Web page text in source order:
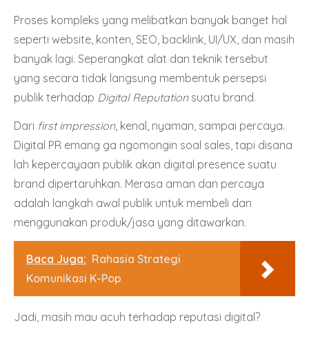
Proses kompleks yang melibatkan banyak banget hal
seperti website, konten, SEO, backlink, UI/UX, dan masih
banyak lagi. Seperangkat alat dan teknik tersebut
yang secara tidak langsung membentuk persepsi
publik terhadap Digital Reputation suatu brand.
Dari first impression, kenal, nyaman, sampai percaya.
Digital PR emang ga ngomongin soal sales, tapi disana
lah kepercayaan publik akan digital presence suatu
brand dipertaruhkan. Merasa aman dan percaya
adalah langkah awal publik untuk membeli dan
menggunakan produk/jasa yang ditawarkan.
Baca Juga: Rahasia Strategi
Komunikasi K-Pop
Jadi, masih mau acuh terhadap reputasi digital?